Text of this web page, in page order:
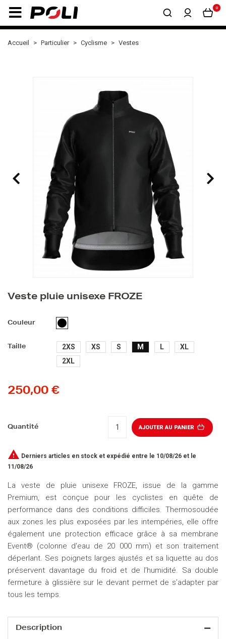
0
Accueil Particulier Cyclisme Vestes
Veste pluie unisexe FROZE
Couleur NOIR
Taille 2XS XS S M L
XL
2XL
250,00 €
Quantité AJOUTER AU PANIER
 Derniers articles en stock et expédié entre le 10/08/26 et le
11/08/26
La veste de pluie unisexe FROZE, issue de la gamme
Premium, est conçue pour les cyclistes en quête de
performance dans des conditions difficiles. Thermosoudée
aux zones les plus exposées par les intempéries, elle offre
également une protection efficace grâce à sa membrane
Event® (colonne d'eau de 20 000 mm) et son traitement
déperlant. Ses poignets larges ajustés et sa liquette au dos
préservent davantage du froid et de l’humidité. Sa double
fermeture à glissière sur le devant permet de s’adapter par
tous les temps.
Description